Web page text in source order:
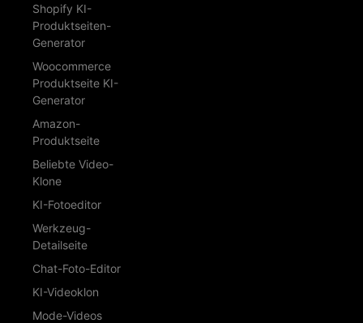
Shopify KI-
Produktseiten-
Generator
Woocommerce
Produktseite KI-
Generator
Amazon-
Produktseite
Beliebte Video-
Klone
KI-Fotoeditor
Werkzeug-
Detailseite
Chat-Foto-Editor
KI-Videoklon
Mode-Videos